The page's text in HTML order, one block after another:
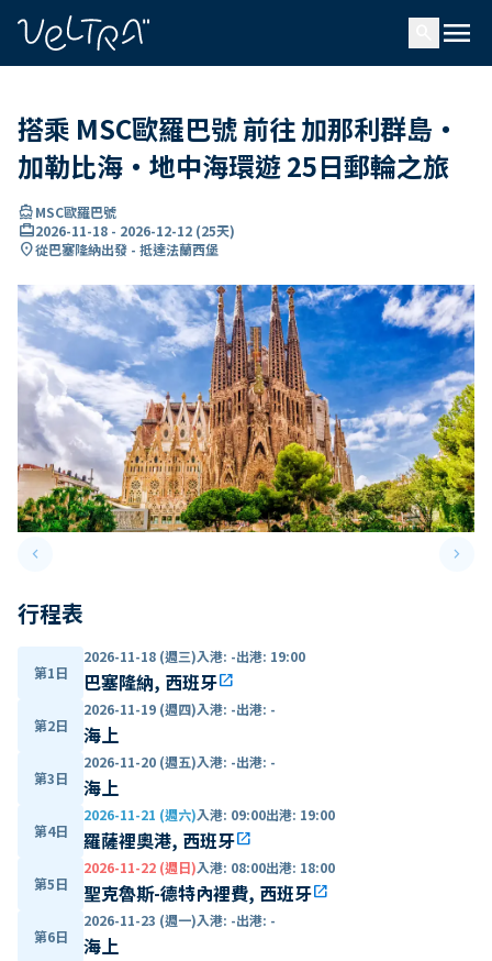
menu
搭乘 MSC歐羅巴號 前往 加那利群島・
加勒比海・地中海環遊 25日郵輪之旅
directions_boatMSC歐羅巴號
card_travel2026-11-18 - 2026-12-12 (25天)
location_on從巴塞隆納出發 - 抵達法蘭西堡
keyboard_arrow_leftPrevious slide keyboard_arrow_right
行程表
第1日
2026-11-18 (週三)入港: -出港: 19:00
巴塞隆納, 西班牙open_in_new
第2日
2026-11-19 (週四)入港: -出港: -
海上
第3日
2026-11-20 (週五)入港: -出港: -
海上
第4日
2026-11-21 (週六)入港: 09:00出港: 19:00
羅薩裡奧港, 西班牙open_in_new
第5日
2026-11-22 (週日)入港: 08:00出港: 18:00
聖克魯斯-德特內裡費, 西班牙open_in_new
第6日
2026-11-23 (週一)入港: -出港: -
海上